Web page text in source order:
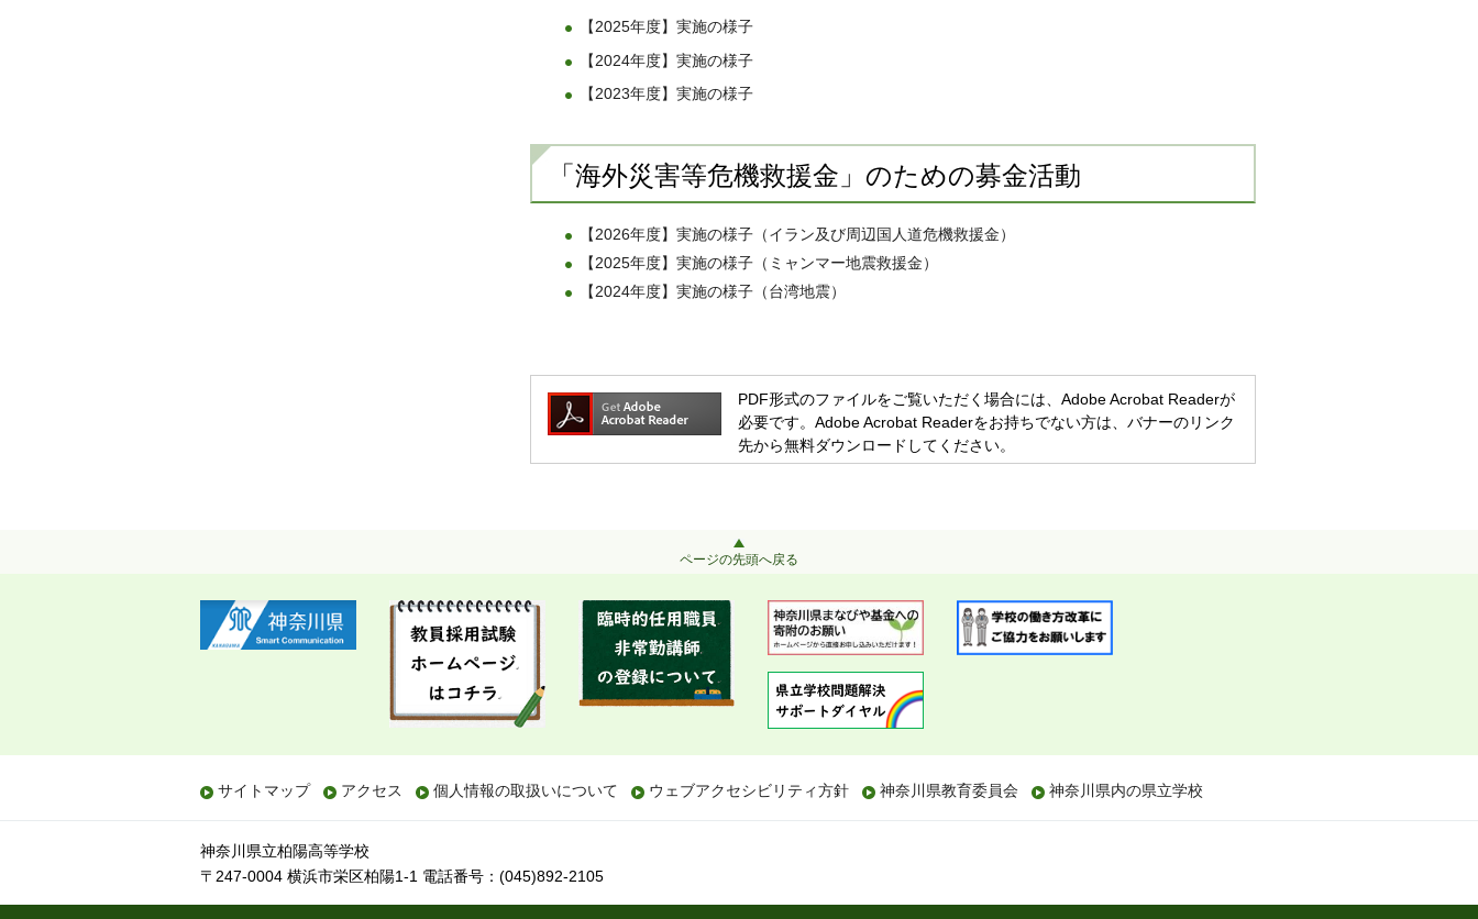
【2025年度】実施の様子
【2024年度】実施の様子
【2023年度】実施の様子
「海外災害等危機救援金」のための募金活動
【2026年度】実施の様子（イラン及び周辺国人道危機救援金）
【2025年度】実施の様子（ミャンマー地震救援金）
【2024年度】実施の様子（台湾地震）
PDF形式のファイルをご覧いただく場合には、Adobe Acrobat Readerが
必要です。Adobe Acrobat Readerをお持ちでない方は、バナーのリンク
先から無料ダウンロードしてください。
ページの先頭へ戻る
サイトマップ アクセス 個人情報の取扱いについて ウェブアクセシビリティ方針 神奈川県教育委員会 神奈川県内の県立学校
神奈川県立柏陽高等学校
〒247-0004 横浜市栄区柏陽1-1 電話番号：(045)892-2105